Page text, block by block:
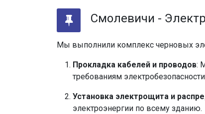
Смолевичи -
Мы выполнили комплекс черновых
Прокладка кабелей и проводов:
требованиям
Установка электрощита и
электроэнергии по всему зданию.